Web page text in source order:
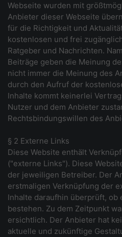
Webseite wurden mit
Anbieter dieser Webseite
für die Richtigkeit und
kostenlosen und frei
Ratgeber und Nachrichten.
Beiträge geben die Meinung
nicht immer die Meinung des
durch den Aufruf der
Inhalte kommt keinerlei
Nutzer und dem Anbieter
Rechtsbindungswillen des
§ 2 Externe Links
Diese Website enthält
("externe Links"). Diese
der jeweiligen Betreiber. Der
erstmaligen Verknüpfung der
Inhalte daraufhin überprüft, ob
bestehen. Zu dem Zeitpunkt
ersichtlich. Der Anbieter hat
aktuelle und zukünftige